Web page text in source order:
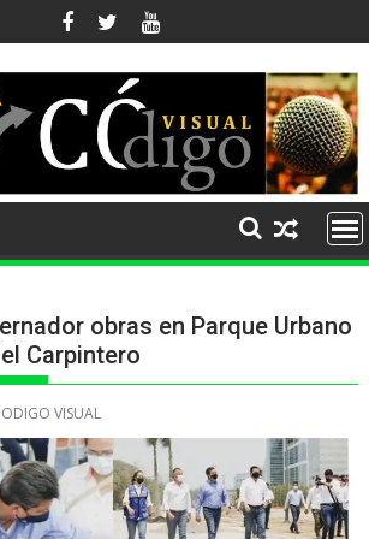
obras en Parque Urbano
Carpintero
VISUAL